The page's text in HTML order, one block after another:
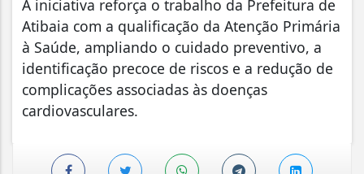
A iniciativa reforça o trabalho da Prefeitura de
Atibaia com a qualificação da Atenção Primária
à Saúde, ampliando o cuidado preventivo, a
identificação precoce de riscos e a redução de
complicações associadas às doenças
cardiovasculares.